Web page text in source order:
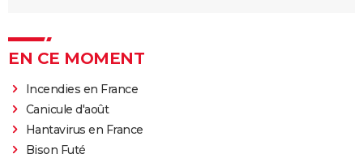
EN CE MOMENT
Incendies en France
Canicule d'août
Hantavirus en France
Bison Futé